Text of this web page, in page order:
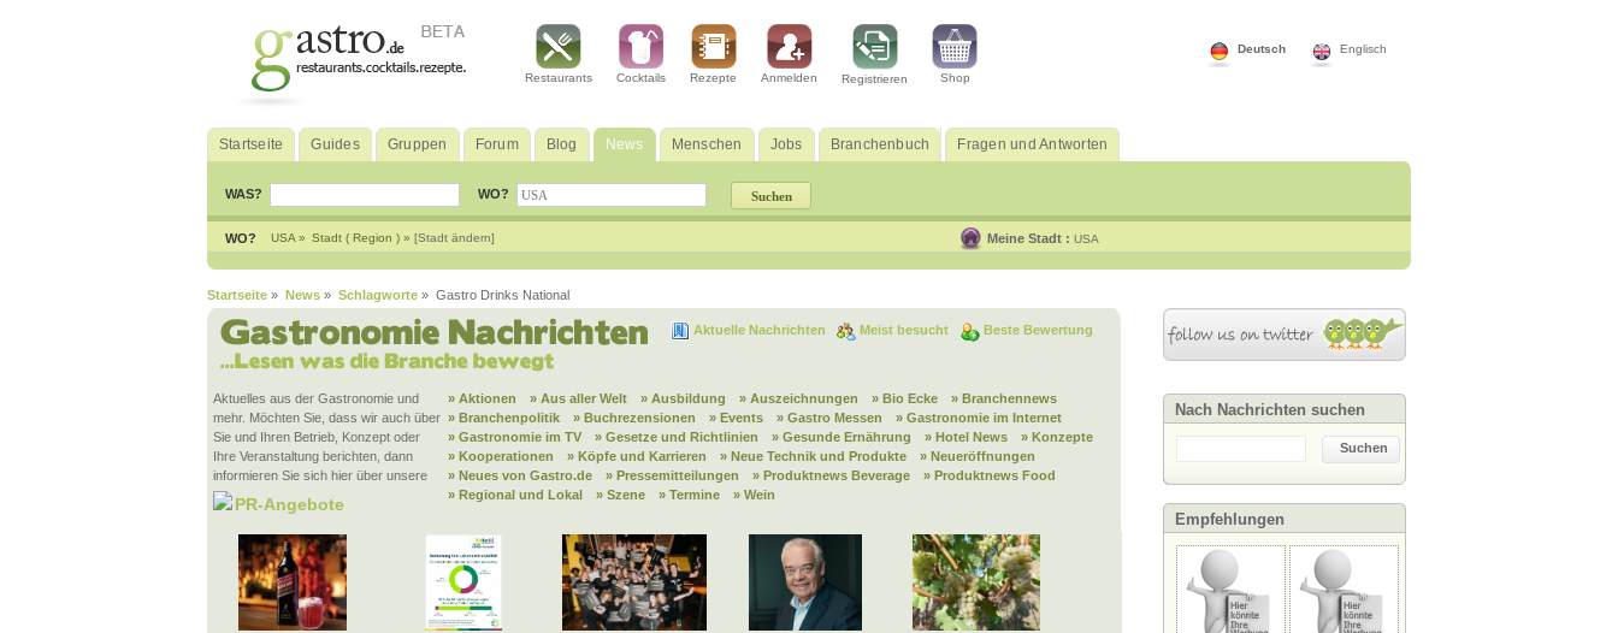
Englisch
Deutsch
Restaurants Cocktails Rezepte Anmelden Registrieren Shop
Startseite Guides Gruppen Forum Blog News Menschen Jobs Branchenbuch Fragen und Antworten
WAS? WO?
WO? USA » Stadt ( Region ) » [Stadt ändern] Meine Stadt : USA
Startseite » News » Schlagworte » Gastro Drinks National
Aktuelle Nachrichten Meist besucht Beste Bewertung
Aktuelles aus der Gastronomie und
mehr. Möchten Sie, dass wir auch über
Sie und Ihren Betrieb, Konzept oder
Ihre Veranstaltung berichten, dann
informieren Sie sich hier über unsere
PR-Angebote
» Aktionen » Aus aller Welt » Ausbildung » Auszeichnungen » Bio Ecke
» Branchennews
» Branchenpolitik
» Buchrezensionen » Events » Gastro Messen
» Gastronomie im Internet
» Gastronomie im TV
» Gesetze und Richtlinien » Gesunde Ernährung » Hotel News
» Konzepte
» Kooperationen
» Köpfe und Karrieren » Neue Technik und Produkte
» Neueröffnungen
» Neues von Gastro.de
» Pressemitteilungen » Produktnews Beverage
» Produktnews Food
» Regional und Lokal
» Szene » Termine » Wein
Nach Nachrichten suchen
Suchen
Empfehlungen